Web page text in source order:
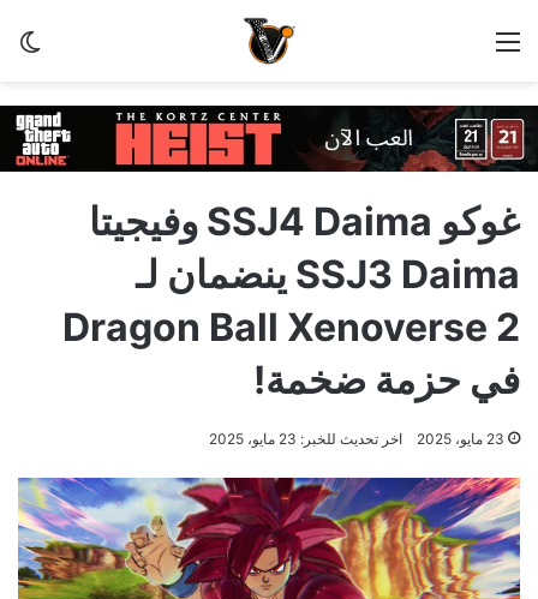
القائمة
غوكو SSJ4 Daima وفيجيتا
SSJ3 Daima ينضمان لـ
Dragon Ball Xenoverse 2
في حزمة ضخمة!
23 مايو، 2025 اخر تحديث للخبر: 23 مايو، 2025